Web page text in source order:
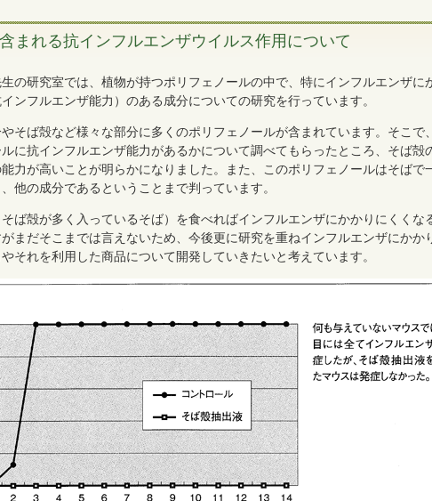
まれる抗インフルエンザウイルス作用について
の研究室では、植物が持つポリフェノールの中で、特にインフルエンザに
ンフルエンザ能力）のある成分についての研究を行っています。
そば殻など様々な部分に多くのポリフェノールが含まれています。そこで
に抗インフルエンザ能力があるかについて調べてもらったところ、そば殻
力が高いことが明らかになりました。また、このポリフェノールはそばで
他の成分であるということまで判っています。
ば殻が多く入っているそば）を食べればインフルエンザにかかりにくくな
まだそこまでは言えないため、今後更に研究を重ねインフルエンザにかか
それを利用した商品について開発していきたいと考えています。